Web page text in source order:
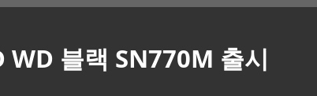
WD 블랙 SN770M 출시